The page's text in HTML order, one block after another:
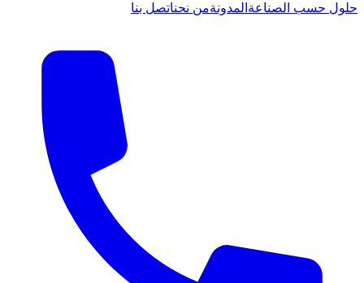
حلول حسب الصناعة المدونةمن نحناتصل بنا